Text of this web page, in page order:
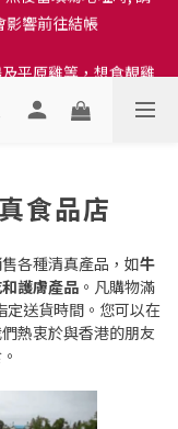
後當填寫地址時, 請
後當填寫地址時, 請
食品店
各種清真產品，如牛
和護膚產品 。凡購物滿
定送貨時間。您可以在
們熱衷於與香港的朋友